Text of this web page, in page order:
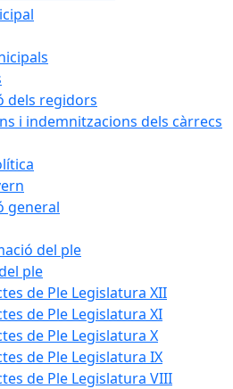
dels regidors
i indemnitzacions dels càrrecs
general
del ple
ple
de Ple Legislatura XII
de Ple Legislatura XI
de Ple Legislatura X
de Ple Legislatura IX
de Ple Legislatura VIII